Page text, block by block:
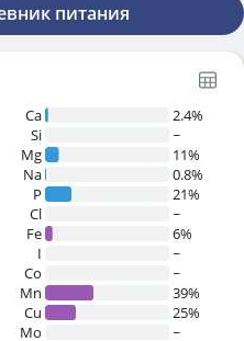
питания
Ca
2.4%
Si
~
Mg
11%
Na
0.8%
P
21%
Cl
~
Fe
6%
I
~
Co
~
Mn
39%
Cu
25%
Mo
~